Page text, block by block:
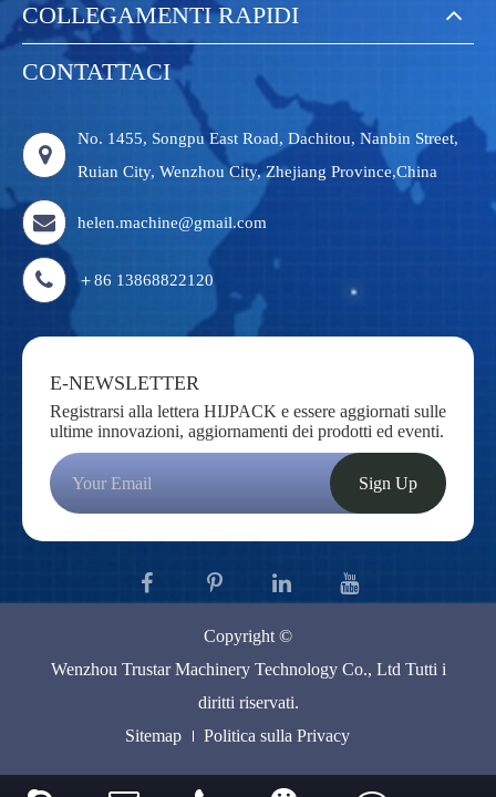
COLLEGAMENTI RAPIDI
CONTATTACI
No. 1455, Songpu East Road, Dachitou, Nanbin Street,
Ruian City, Wenzhou City, Zhejiang Province,China
helen.machine@gmail.com
＋86 13868822120
E-NEWSLETTER
Registrarsi alla lettera HIJPACK e essere aggiornati sulle
ultime innovazioni, aggiornamenti dei prodotti ed eventi.
Sign Up
Copyright ©
Wenzhou Trustar Machinery Technology Co., Ltd Tutti i
diritti riservati.
Sitemap
Politica sulla Privacy